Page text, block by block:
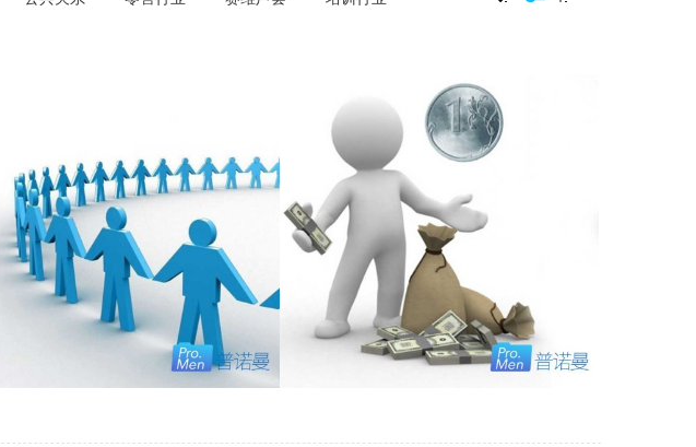
AZONE人力资源管理
人力资源,功能模块 培训行业 客户
所属行
业 , 文化行业, 艾诺连锁 餐饮行业
AIVIS薪酬管理
人力资源 功能模块,客户 ,所属行业
艾唯诗,财务管理